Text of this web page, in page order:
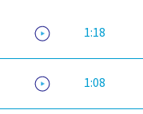
1:18
1:08